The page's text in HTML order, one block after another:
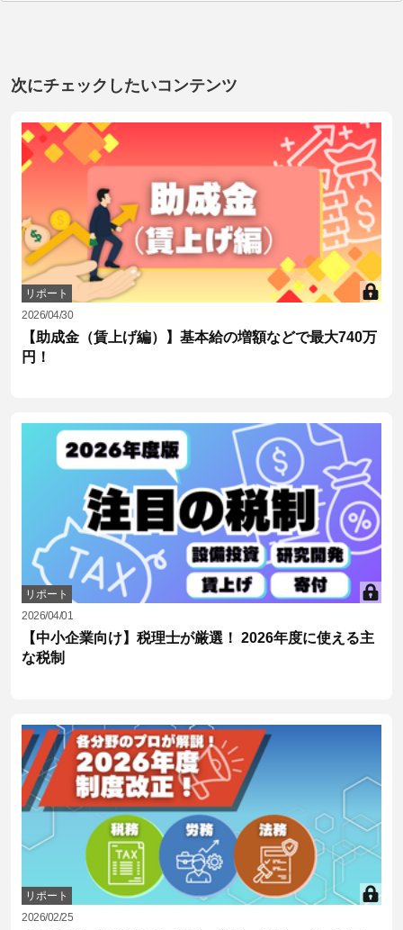
次にチェックしたいコンテンツ
リポート
2026/04/30
【助成金（賃上げ編）】基本給の増額などで最大740万
円！
リポート
2026/04/01
【中小企業向け】税理士が厳選！ 2026年度に使える主
な税制
リポート
2026/02/25